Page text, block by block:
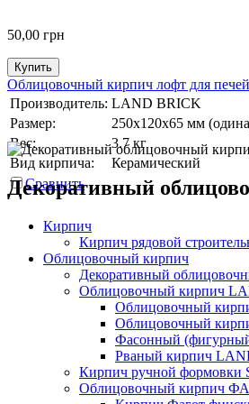
50,00 грн
Купить
Облицовочный кирпич лофт для
Производитель: LAND BRICK
Размер:
250х120х65 мм
Вес:
3.7 кг
Вид кирпича:
Керамический
Сравнить
Декоративный
Кирпич
Кирпич рядовой
Облицовочный кирпич
Декоративный
Облицовочный кирпич
Облицовочный
Облицовочный
Фасонный
Рваный кирпич
Кирпич ручной формовки
Облицовочный кирпич